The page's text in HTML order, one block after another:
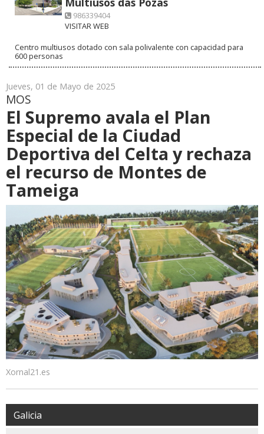
986339404
VISITAR WEB
Centro multiusos dotado con sala polivalente con capacidad para
600 personas
Jueves, 01 de Mayo de 2025
MOS
El Supremo avala el Plan
Especial de la Ciudad
Deportiva del Celta y rechaza
el recurso de Montes de
Tameiga
Xornal21.es
Galicia